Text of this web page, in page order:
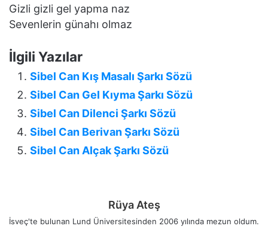
Gizli gizli gel yapma naz
Sevenlerin günahı olmaz
İlgili Yazılar
Sibel Can Kış Masalı Şarkı Sözü
Sibel Can Gel Kıyma Şarkı Sözü
Sibel Can Dilenci Şarkı Sözü
Sibel Can Berivan Şarkı Sözü
Sibel Can Alçak Şarkı Sözü
Rüya Ateş
İsveç'te bulunan Lund Üniversitesinden 2006 yılında mezun oldum.